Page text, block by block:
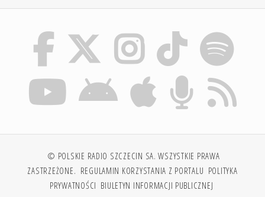
© POLSKIE RADIO SZCZECIN SA. WSZYSTKIE PRAWA
ZASTRZEŻONE. REGULAMIN KORZYSTANIA Z PORTALU POLITYKA
PRYWATNOŚCI BIULETYN INFORMACJI PUBLICZNEJ